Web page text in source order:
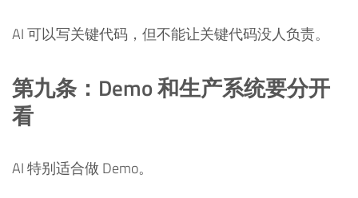
AI 可以写关键代码，但不能让关键代码没人负责。
第九条：Demo 和生产系统要分开
看
AI 特别适合做 Demo。